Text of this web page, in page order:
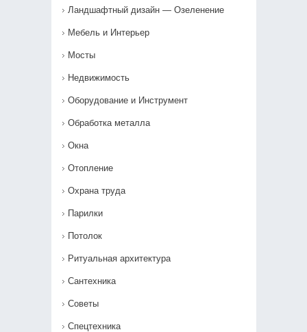
Ландшафтный дизайн — Озеленение‎
Мебель и Интерьер
Мосты
Недвижимость
Оборудование и Инструмент
Обработка металла
Окна
Отопление
Охрана труда
Парилки
Потолок
Ритуальная архитектура
Сантехника
Советы
Спецтехника